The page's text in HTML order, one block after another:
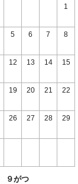
1
5 6 7 8
12 13 14 15
19 20 21 22
26 27 28 29
９がつ